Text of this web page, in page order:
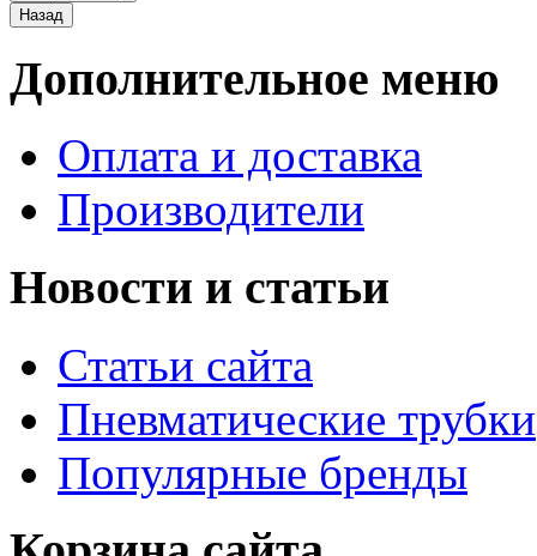
Дополнительное меню
Оплата и доставка
Производители
Новости и статьи
Статьи сайта
Пневматические трубки
Популярные бренды